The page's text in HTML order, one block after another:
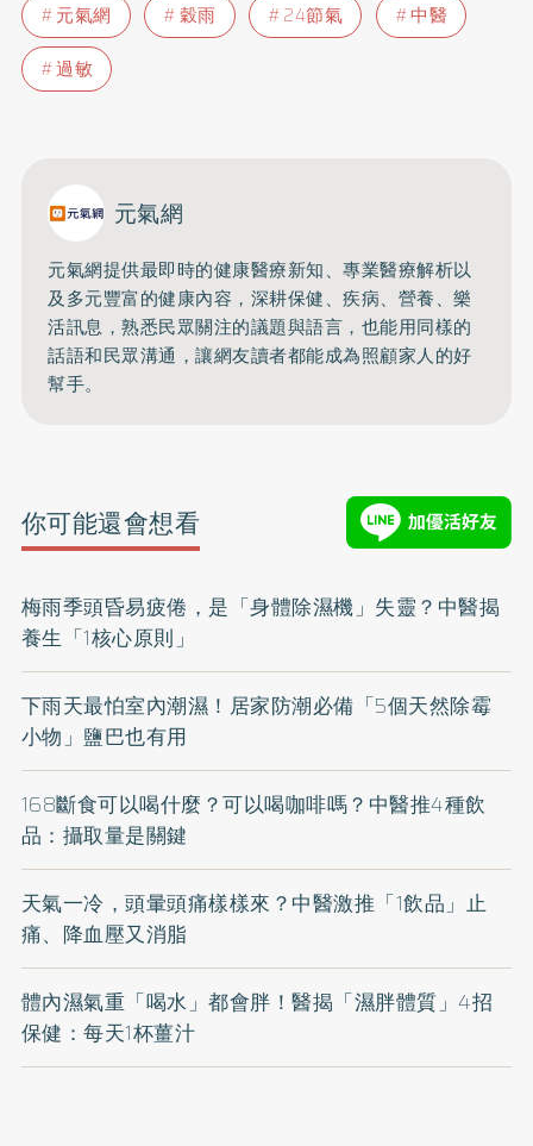
元氣網 穀雨 24節氣
中醫
過敏
元氣網
元氣網提供最即時的健康醫療新知、專業醫療解析以
及多元豐富的健康內容，深耕保健、疾病、營養、樂
活訊息，熟悉民眾關注的議題與語言， 也能用同樣的
話語和民眾溝通，讓網友讀者都能成為照顧家人的好
幫手。
你可能還會想看
梅雨季頭昏易疲倦，是「身體除濕機」失靈？中醫揭
養生「1核心原則」
下雨天最怕室內潮濕！居家防潮必備「5個天然除霉
小物」鹽巴也有用
168斷食可以喝什麼？可以喝咖啡嗎？中醫推4種飲
品：攝取量是關鍵
天氣一冷，頭暈頭痛樣樣來？中醫激推「1飲品」止
痛、降血壓又消脂
體內濕氣重「喝水」都會胖！醫揭「濕胖體質」4招
保健：每天1杯薑汁